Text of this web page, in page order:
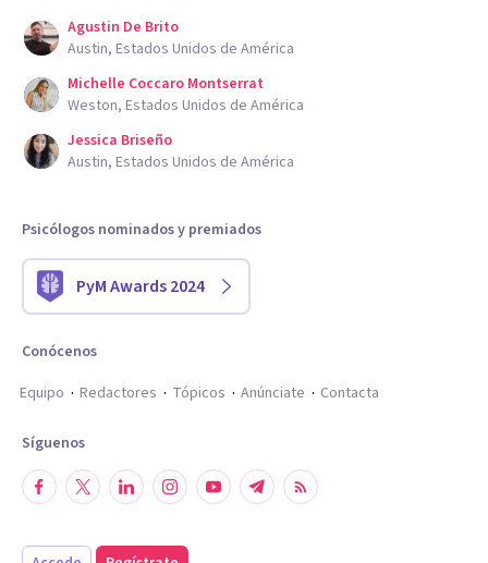
Agustin De Brito
Austin, Estados Unidos de América
Michelle Coccaro Montserrat
Weston, Estados Unidos de América
Jessica Briseño
Austin, Estados Unidos de América
Psicólogos nominados y premiados
PyM Awards 2024
Conócenos
Equipo
Redactores Tópicos Anúnciate Contacta
Síguenos